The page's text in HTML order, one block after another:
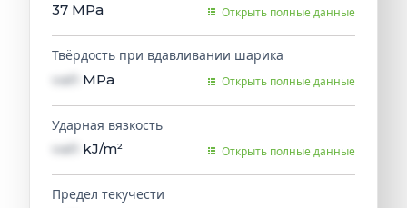
37 MPa Открыть полные данные
Твёрдость при вдавливании шарика
val1 MPa Открыть полные данные
Ударная вязкость
val1 kJ/m² Открыть полные данные
Предел текучести